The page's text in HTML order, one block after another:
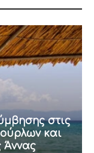
στις
και
Άννας